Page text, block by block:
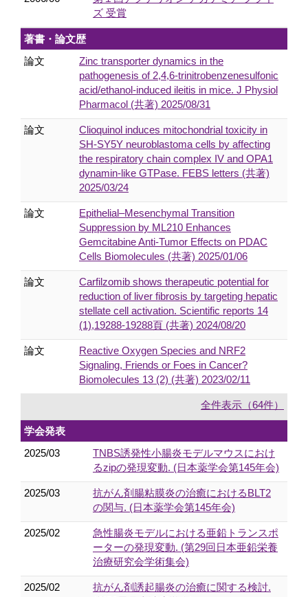
ズ 受賞
著書・論文歴
論文
Zinc transporter dynamics in the
pathogenesis of 2,4,6-trinitrobenzenesulfonic
acid/ethanol-induced ileitis in mice. J Physiol
Pharmacol (共著) 2025/08/31
論文
Clioquinol induces mitochondrial toxicity in
SH-SY5Y neuroblastoma cells by affecting
the respiratory chain complex IV and OPA1
dynamin-like GTPase. FEBS letters (共著)
2025/03/24
論文
Epithelial–Mesenchymal Transition
Suppression by ML210 Enhances
Gemcitabine Anti-Tumor Effects on PDAC
Cells Biomolecules (共著) 2025/01/06
論文
Carfilzomib shows therapeutic potential for
reduction of liver fibrosis by targeting hepatic
stellate cell activation. Scientific reports 14
(1),19288-19288頁 (共著) 2024/08/20
論文
Reactive Oxygen Species and NRF2
Signaling, Friends or Foes in Cancer?
Biomolecules 13 (2) (共著) 2023/02/11
全件表示（64件）
学会発表
2025/03
TNBS誘発性小腸炎モデルマウスにおけ
るzipの発現変動. (日本薬学会第145年会)
2025/03
抗がん剤腸粘膜炎の治癒におけるBLT2
の関与. (日本薬学会第145年会)
2025/02
急性腸炎モデルにおける亜鉛トランスポ
ーターの発現変動. (第29回日本亜鉛栄養
治療研究会学術集会)
2025/02
抗がん剤誘起腸炎の治癒に関する検討.